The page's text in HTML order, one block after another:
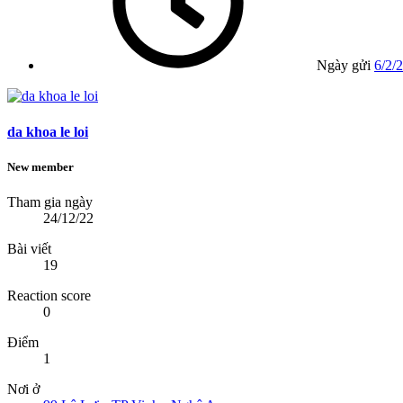
Ngày gửi 6/2/
da khoa le loi
New member
Tham gia ngày
24/12/22
Bài viết
19
Reaction score
0
Điểm
1
Nơi ở